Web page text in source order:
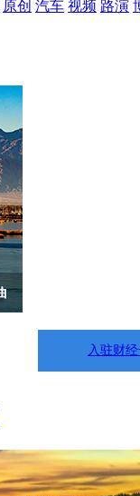
原创 汽车 视频 路演
入驻财